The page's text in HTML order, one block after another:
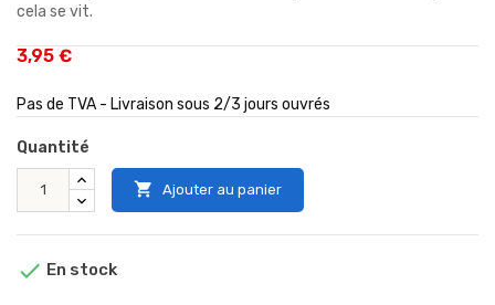
cela se vit.
3,95 €
Pas de TVA - Livraison sous 2/3 jours ouvrés
Quantité
 Ajouter au panier
 En stock